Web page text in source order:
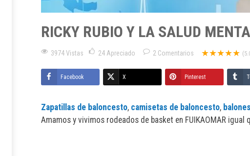
RICKY RUBIO Y LA SALUD
3974 Vistas 24 Apreciado 2 Comentarios ★★★★★
Facebook X Pinterest
Zapatillas de baloncesto, camisetas de baloncesto,
Amamos y vivimos rodeados de basket en FUIKAOMAR